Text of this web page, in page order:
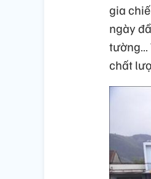
gia
ngày
tường…
chất